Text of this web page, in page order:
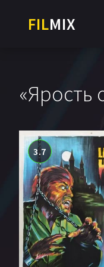
FILMIX
«Ярость
3.7